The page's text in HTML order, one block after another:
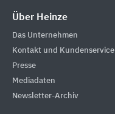
Über Heinze
Das Unternehmen
Kontakt und Kundenservice
Presse
Mediadaten
Newsletter-Archiv